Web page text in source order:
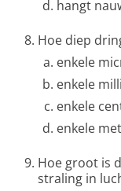
hangt
Hoe diep
enkele
enkele
enkele
enkele
Hoe groot is
straling in